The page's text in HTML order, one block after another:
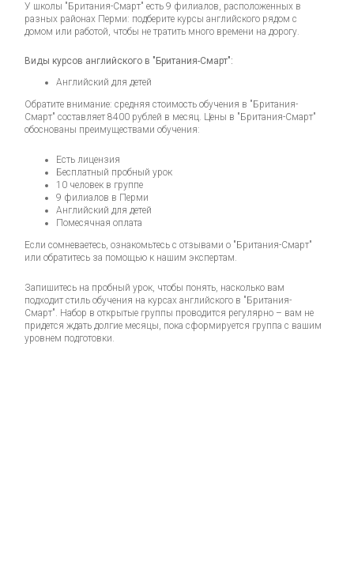
У школы "Британия-Смарт" есть 9 филиалов, расположенных в
разных районах Перми: подберите курсы английского рядом с
домом или работой, чтобы не тратить много времени на дорогу.
Виды курсов английского в "Британия-Смарт":
Английский для детей
Обратите внимание: средняя стоимость обучения в "Британия-
Смарт" составляет 8400 рублей в месяц. Цены в "Британия-Смарт"
обоснованы преимуществами обучения:
Есть лицензия
Бесплатный пробный урок
10 человек в группе
9 филиалов в Перми
Английский для детей
Помесячная оплата
Если сомневаетесь, ознакомьтесь с отзывами о "Британия-Смарт"
или обратитесь за помощью к нашим экспертам.
Запишитесь на пробный урок, чтобы понять, насколько вам
подходит стиль обучения на курсах английского в "Британия-
Смарт". Набор в открытые группы проводится регулярно – вам не
придется ждать долгие месяцы, пока сформируется группа с вашим
уровнем подготовки.